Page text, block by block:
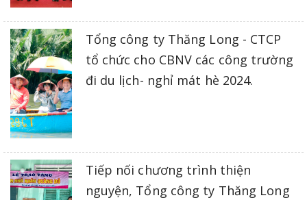
Tổng công ty Thăng Long - CTCP
tổ chức cho CBNV các công trường
đi du lịch- nghỉ mát hè 2024.
Tiếp nối chương trình thiện
nguyện, Tổng công ty Thăng Long